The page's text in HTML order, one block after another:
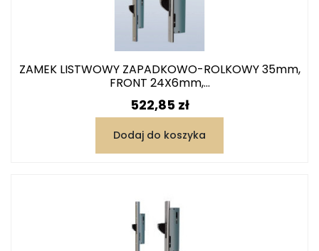
ZAMEK LISTWOWY ZAPADKOWO-ROLKOWY 35mm,
FRONT 24X6mm,...
Cena
522,85 zł
Dodaj do koszyka